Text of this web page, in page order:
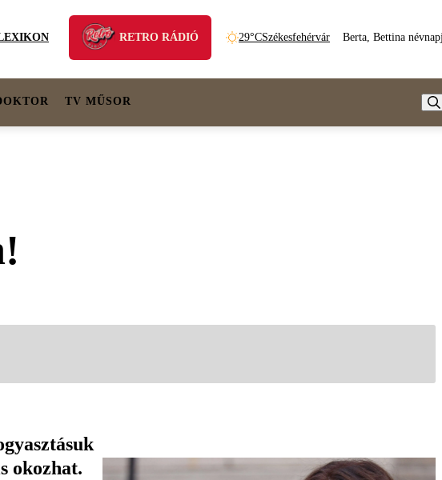
RETRO RÁDIÓ 29°CSzékesfehérvár Berta, Bettina
TV MŰSOR
okozhat.